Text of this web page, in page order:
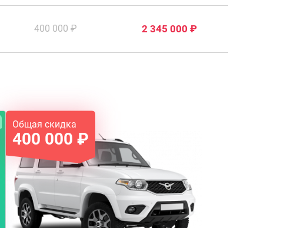
400 000 ₽ 2 345 000 ₽
Общая скидка
400 000 ₽